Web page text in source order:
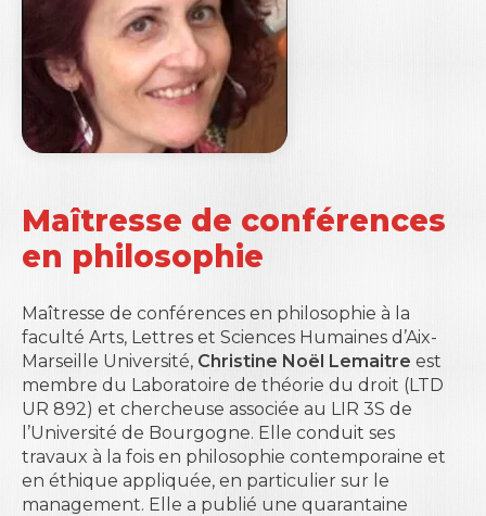
Maîtresse de conférences
en philosophie
Maîtresse de conférences en philosophie à la
faculté Arts, Lettres et Sciences Humaines d’Aix-
Marseille Université, Christine Noël Lemaitre est
membre du Laboratoire de théorie du droit (LTD
UR 892) et chercheuse associée au LIR 3S de
l’Université de Bourgogne. Elle conduit ses
travaux à la fois en philosophie contemporaine et
en éthique appliquée, en particulier sur le
management. Elle a publié une quarantaine